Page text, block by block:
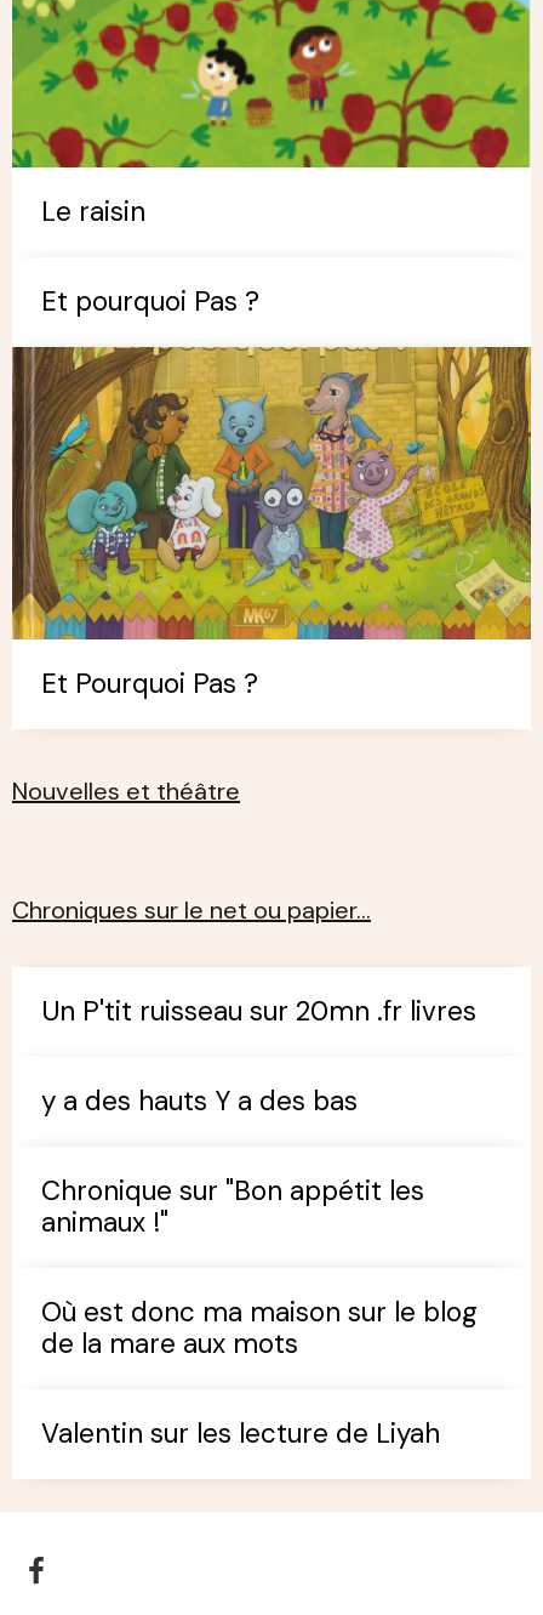
Le raisin
Et pourquoi Pas ?
Et Pourquoi Pas ?
Nouvelles et théâtre
Chroniques sur le net ou papier…
Un P'tit ruisseau sur 20mn .fr livres
y a des hauts Y a des bas
Chronique sur "Bon appétit les
animaux !"
Où est donc ma maison sur le blog
de la mare aux mots
Valentin sur les lecture de Liyah